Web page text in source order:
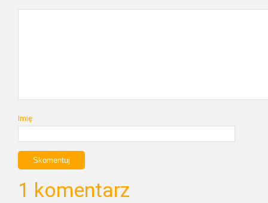
Imię
1 komentarz